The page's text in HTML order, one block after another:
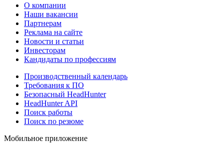
О компании
Наши вакансии
Партнерам
Реклама на сайте
Новости и статьи
Инвесторам
Кандидаты по профессиям
Производственный календарь
Требования к ПО
Безопасный HeadHunter
HeadHunter API
Поиск работы
Поиск по резюме
Мобильное приложение